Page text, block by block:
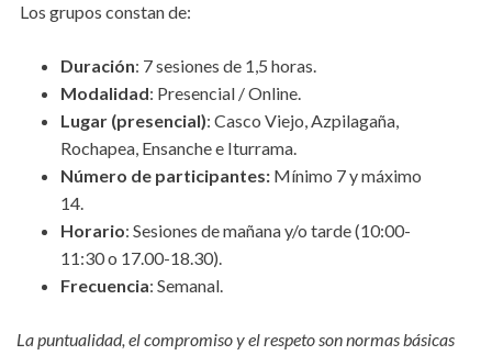
Los grupos constan de:
Duración: 7 sesiones de 1,5 horas.
Modalidad: Presencial / Online.
Lugar (presencial): Casco Viejo, Azpilagaña,
Rochapea, Ensanche e Iturrama.
Número de participantes: Mínimo 7 y máximo
14.
Horario: Sesiones de mañana y/o tarde (10:00-
11:30 o 17.00-18.30).
Frecuencia: Semanal.
La puntualidad, el compromiso y el respeto son normas básicas